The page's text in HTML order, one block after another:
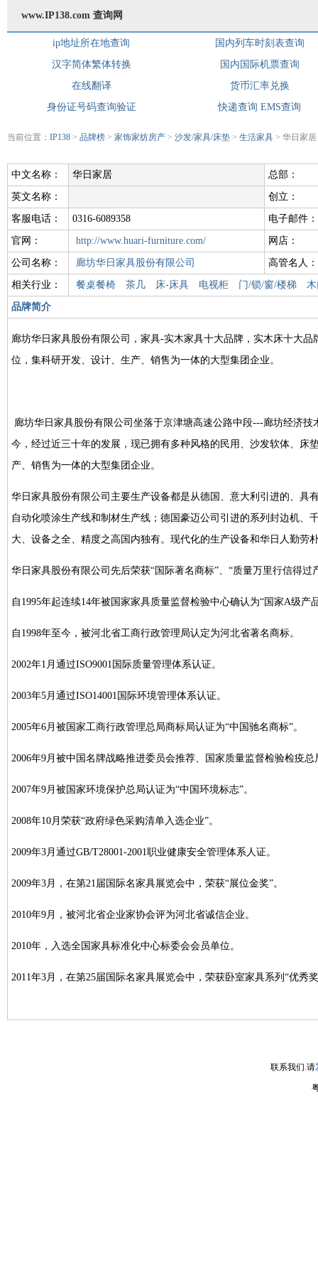
www.IP138.com 查询网
ip地址所在地查询
国内列车时刻表查询
汉字简体繁体转换
国内国际机票查询
在线翻译
货币汇率兑换
身份证号码查询验证
快递查询 EMS查询
当前位置： IP138 > 品牌榜 > 家饰家纺房产 > 沙发/家具/床垫 > 生活家具 > 华日家居
中文名称： 华日家居 总部：
英文名称： 创立：
客服电话： 0316-6089358 电子邮件：
官网： http://www.huari-furniture.com/ 网店：
公司名称： 廊坊华日家具股份有限公司 高管名人：
相关行业： 餐桌餐椅 茶几 床-床具 电视柜 门/锁/窗/楼梯
品牌简介
廊坊华日家具股份有限公司，家具-实木家具十大品牌，实木床十大
位，集科研开发、设计、生产、销售为一体的大型集团企业。
廊坊华日家具股份有限公司坐落于京津塘高速公路中段---廊坊经济
今，经过近三十年的发展，现已拥有多种风格的民用、沙发软体、
产、销售为一体的大型集团企业。
华日家具股份有限公司主要生产设备都是从德国、意大利引进的、
自动化喷涂生产线和制材生产线；德国豪迈公司引进的系列封边机
大、设备之全、精度之高国内独有。现代化的生产设备和华日人勤劳
华日家具股份有限公司先后荣获“国际著名商标”、“质量万里行信得过
自1995年起连续14年被国家家具质量监督检验中心确认为“国家A级产
自1998年至今，被河北省工商行政管理局认定为河北省著名商标。
2002年1月通过ISO9001国际质量管理体系认证。
2003年5月通过ISO14001国际环境管理体系认证。
2005年6月被国家工商行政管理总局商标局认证为“中国驰名商标”。
2006年9月被中国名牌战略推进委员会推荐、国家质量监督检验检疫
2007年9月被国家环境保护总局认证为“中国环境标志”。
2008年10月荣获“政府绿色采购清单入选企业”。
2009年3月通过GB/T28001-2001职业健康安全管理体系人证。
2009年3月，在第21届国际名家具展览会中，荣获“展位金奖”。
2010年9月，被河北省企业家协会评为河北省诚信企业。
2010年，入选全国家具标准化中心标委会会员单位。
2011年3月，在第25届国际名家具展览会中，荣获卧室家具系列“优秀
联系我们.请